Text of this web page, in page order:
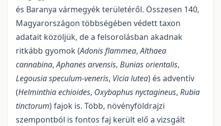
és Baranya vármegyék területéről. Összesen 140,
Magyarországon többségében védett taxon
adatait közöljük, de a felsorolásban akadnak
ritkább gyomok (Adonis flammea,Althaea
cannabina,Aphanes arvensis, Bunias orientalis,
Legousiaspeculum-veneris, Vicialutea) és adventív
(Helminthiaechioides, Oxybaphusnyctagineus, Rubia
tincto­rum) fajok is. Több, növényföldrajzi
szempontból is fontos faj került elő a vizsgált